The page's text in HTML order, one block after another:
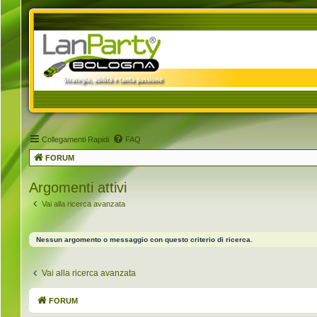
Collegamenti Rapidi FAQ
FORUM
Argomenti attivi
Vai alla ricerca avanzata
Nessun argomento o messaggio con questo criterio di ricerca.
Vai alla ricerca avanzata
FORUM